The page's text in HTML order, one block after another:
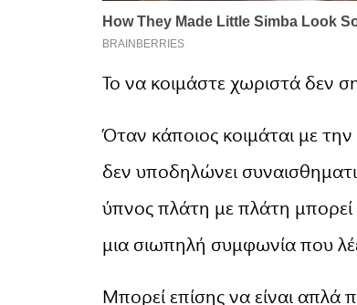
Το να κοιμάστε χωριστά δεν
Όταν κάποιος κοιμάται με
δεν υποδηλώνει
ύπνος πλάτη με πλάτη
μια σιωπηλή συμφωνία που
Μπορεί επίσης να είναι απλά